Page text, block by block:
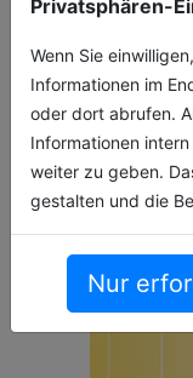
Privatsphären-
Wenn Sie
Informationen im
oder dort abrufen.
Informationen
weiter zu geben.
gestalten und die
Nur
KEA
Kinderbuch
Energien
verständlich
27.03.2026,
natur